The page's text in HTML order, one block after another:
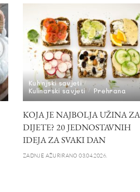
Kuhinjski savjeti
Kulinarski savjeti
Prehrana
KOJA JE NAJBOLJA UŽINA ZA
DIJETE? 20 JEDNOSTAVNIH
IDEJA ZA SVAKI DAN
ZADNJE AŽURIRANO 03.04.2026.